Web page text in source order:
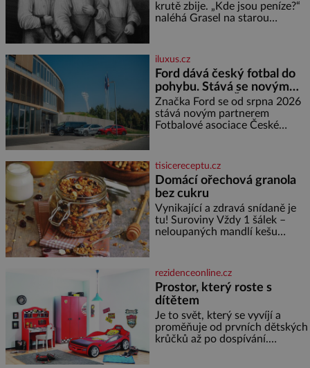
nedokážeme představit. Její
příběh je
krutě zbije. „Kde jsou peníze?“
naléhá Grasel na starou
nemůže, protože žádné nemá,
spokojí se lupič s několika
měďáky a štůčky látky. Zraněná
žena pár dní nato umírá. Je to
muž nebývale krutý. Jeho činy
budí hrůzu ještě dlouho po jeho
smrti
iluxus.cz
Ford dává český fotbal do
pohybu. Stává se novým
partnerem FAČR
Značka Ford se od srpna 2026
stává novým partnerem
Fotbalové asociace České
asociace, reprezentačních týmů
i českého fotbalu v regionech.
Partner
tisicereceptu.cz
Domácí ořechová granola
bez cukru
Vynikající a zdravá snídaně je
tu! Suroviny Vždy 1 šálek –
neloupaných mandlí kešu
semínek dýně rozinek 3 šálky
ovesných vloček 1 lžíce mlet
rezidenceonline.cz
Prostor, který roste s
dítětem
Je to svět, který se vyvíjí a
proměňuje od prvních dětských
krůčků až po dospívání.